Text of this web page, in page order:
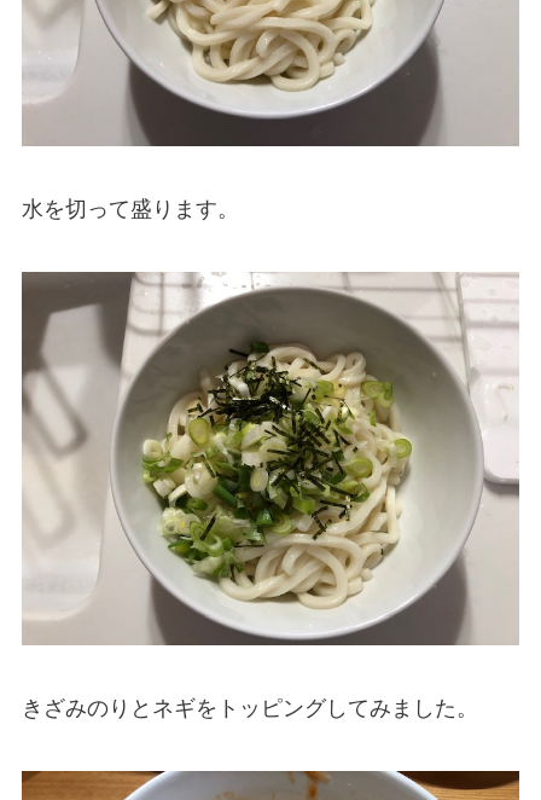
水を切って盛ります。
きざみのりとネギをトッピングしてみました。